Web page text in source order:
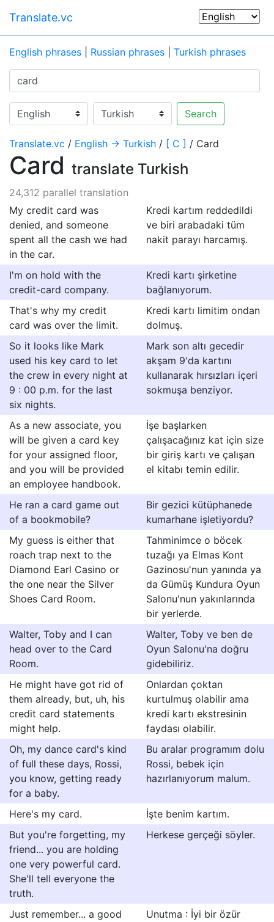
Translate.vc
English phrases Russian phrases Turkish phrases
Search
Translate.vc / English → Turkish / [ C ] / Card
Card translate Turkish
24,312 parallel translation
My credit card was
denied, and someone
spent all the cash we had
in the car.
Kredi kartım reddedildi
ve biri arabadaki tüm
nakit parayı harcamış.
I'm on hold with the
credit-card company.
Kredi kartı şirketine
bağlanıyorum.
That's why my credit
card was over the limit.
Kredi kartı limitim ondan
dolmuş.
So it looks like Mark
used his key card to let
the crew in every night at
9 : 00 p.m. for the last
six nights.
Mark son altı gecedir
akşam 9'da kartını
kullanarak hırsızları içeri
sokmuşa benziyor.
As a new associate, you
will be given a card key
for your assigned floor,
and you will be provided
an employee handbook.
İşe başlarken
çalışacağınız kat için size
bir giriş kartı ve çalışan
el kitabı temin edilir.
He ran a card game out
of a bookmobile?
Bir gezici kütüphanede
kumarhane işletiyordu?
My guess is either that
roach trap next to the
Diamond Earl Casino or
the one near the Silver
Shoes Card Room.
Tahminimce o böcek
tuzağı ya Elmas Kont
Gazinosu'nun yanında ya
da Gümüş Kundura Oyun
Salonu'nun yakınlarında
bir yerlerde.
Walter, Toby and I can
head over to the Card
Room.
Walter, Toby ve ben de
Oyun Salonu'na doğru
gidebiliriz.
He might have got rid of
them already, but, uh, his
credit card statements
might help.
Onlardan çoktan
kurtulmuş olabilir ama
kredi kartı ekstresinin
faydası olabilir.
Oh, my dance card's kind
of full these days, Rossi,
you know, getting ready
for a baby.
Bu aralar programım dolu
Rossi, bebek için
hazırlanıyorum malum.
Here's my card.
İşte benim kartım.
But you're forgetting, my
friend... you are holding
one very powerful card.
She'll tell everyone the
truth.
Herkese gerçeği söyler.
Just remember... a good
Unutma : İyi bir özür